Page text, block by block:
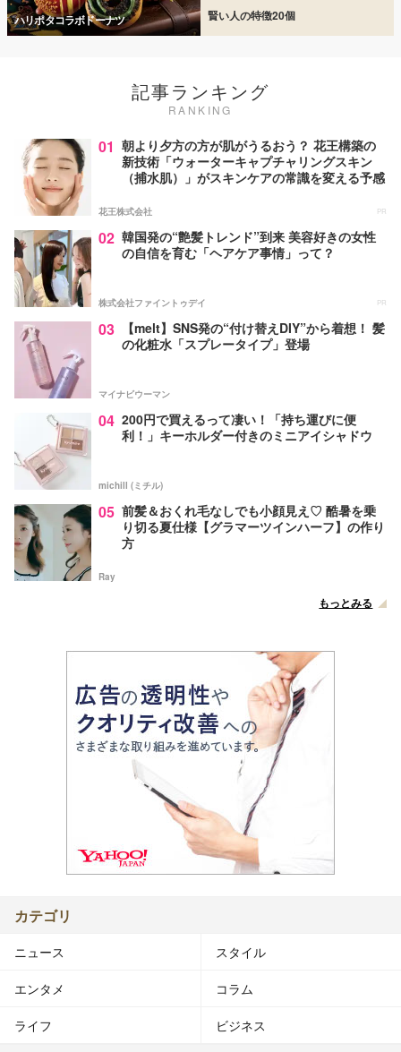
ハリポタコラボドーナツ 賢い人の特徴20個
記事ランキング
RANKING
01 朝より夕方の方が肌がうるおう？ 花王構築の
新技術「ウォーターキャプチャリングスキン
（捕水肌）」がスキンケアの常識を変える予感
花王株式会社 PR
02 韓国発の“艶髪トレンド”到来 美容好きの女性
の自信を育む「ヘアケア事情」って？
株式会社ファイントゥデイ PR
03
【melt】SNS発の“付け替えDIY”から着想！ 髪
の化粧水「スプレータイプ」登場
マイナビウーマン
04 200円で買えるって凄い！「持ち運びに便
利！」キーホルダー付きのミニアイシャドウ
michill (ミチル)
05 前髪＆おくれ毛なしでも小顔見え♡ 酷暑を乗
り切る夏仕様【グラマーツインハーフ】の作り
方
Ray
もっとみる
カテゴリ
ニュース スタイル
エンタメ コラム
ライフ ビジネス